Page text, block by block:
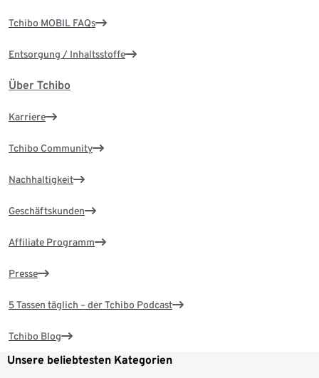
Tchibo MOBIL FAQs
Entsorgung / Inhaltsstoffe
Über Tchibo
Karriere
Tchibo Community
Nachhaltigkeit
Geschäftskunden
Affiliate Programm
Presse
5 Tassen täglich – der Tchibo Podcast
Tchibo Blog
Unsere beliebtesten Kategorien